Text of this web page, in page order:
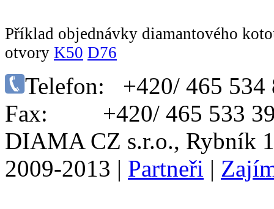
Příklad objednávky diamantového
otvory K50 D76
Telefon: +420/ 465 534
Fax: +420/ 465 533
DIAMA CZ s.r.o., Rybník
2009-2013 | Partneři |